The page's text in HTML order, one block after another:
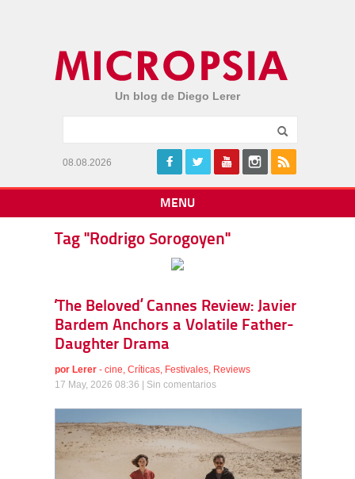
Un blog de Diego Lerer
08.08.2026
MENU
Tag "Rodrigo Sorogoyen"
‘The Beloved’ Cannes Review: Javier
Bardem Anchors a Volatile Father-
Daughter Drama
por Lerer - cine, Críticas, Festivales, Reviews
17 May, 2026 08:36 | Sin comentarios